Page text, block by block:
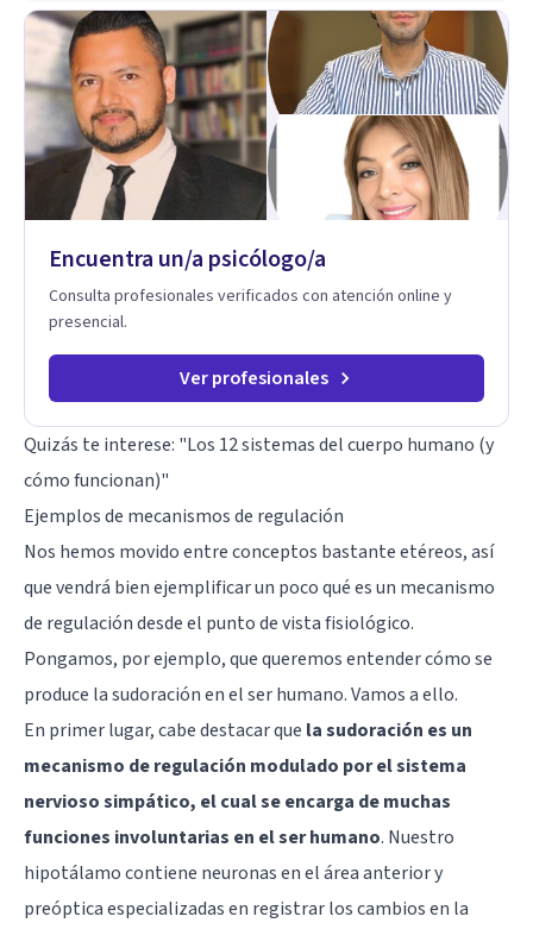
seminarios, una especialización en psicoanálisis y también
investigo. Siempre en la búsqueda de ser un mejor
profesional.
Encuentra un/a psicólogo/a
Consulta profesionales verificados con atención online y
presencial.
Ver profesionales
Quizás te interese: "Los 12 sistemas del cuerpo humano (y
cómo funcionan)"
Ejemplos de mecanismos de regulación
Nos hemos movido entre conceptos bastante etéreos, así
que vendrá bien ejemplificar un poco qué es un mecanismo
de regulación desde el punto de vista fisiológico.
Pongamos, por ejemplo, que queremos entender cómo se
produce la sudoración en el ser humano. Vamos a ello.
En primer lugar, cabe destacar que la sudoración es un
mecanismo de regulación modulado por el sistema
nervioso simpático, el cual se encarga de muchas
funciones involuntarias en el ser humano. Nuestro
hipotálamocontiene neuronas en el área anterior y
preóptica especializadas en registrar los cambios en la